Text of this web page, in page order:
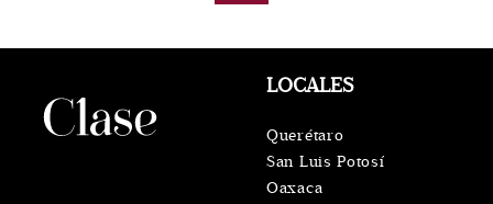
LOCALES
Querétaro
San Luis Potosí
Oaxaca